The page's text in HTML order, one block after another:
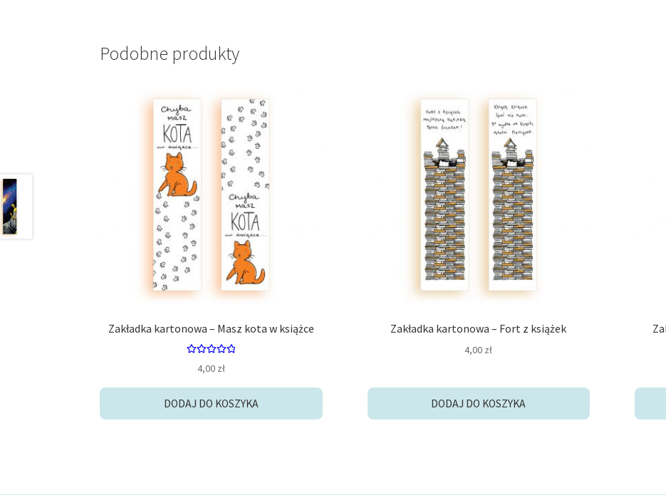
Podobne produkty
Zakładka kartonowa – Masz kota w książce
5.00
4,00 zł
DODAJ DO KOSZYKA
Zakładka kartonowa – Fort z książek
4,00 zł
DODAJ DO KOSZYKA